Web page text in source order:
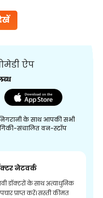
ऐप
के साथ आपकी सभी
संचालित वन-स्टॉप
नेटवर्क
डॉक्टरों के साथ अत्याधुनिक
प्राप्त करें। सस्ती कीमत